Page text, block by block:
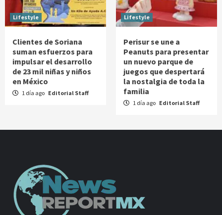
Lifestyle
Clientes de Soriana
suman esfuerzos para
impulsar el desarrollo
de 23 mil niñas y niños
en México
1 día ago Editorial Staff
Lifestyle
Perisur se une a
Peanuts para presentar
un nuevo parque de
juegos que despertará
la nostalgia de toda la
familia
1 día ago Editorial Staff